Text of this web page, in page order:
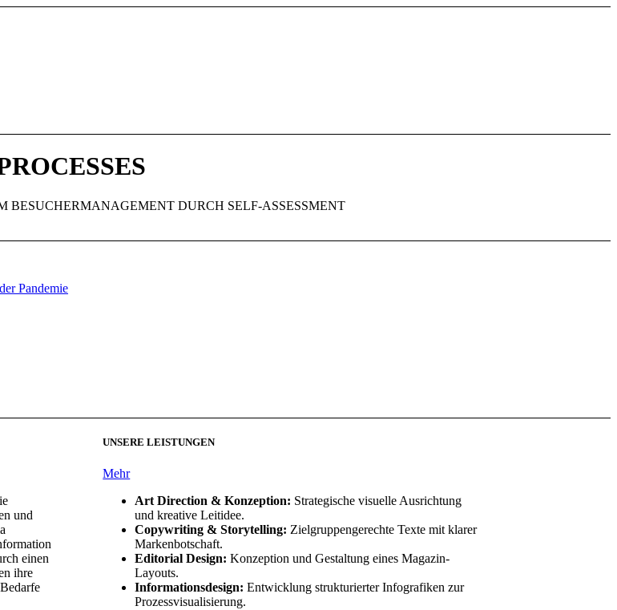
BESUCHERMANAGEMENT DURCH SELF-ASSESSMENT
und
einen
ihre
UNSERE LEISTUNGEN
Mehr
Art Direction & Konzeption: Strategische visuelle Ausrichtung
und kreative Leitidee.
Copywriting & Storytelling: Zielgruppengerechte Texte mit klarer
Markenbotschaft.
Editorial Design: Konzeption und Gestaltung eines Magazin-
Layouts.
Informationsdesign: Entwicklung strukturierter Infografiken zur
Prozessvisualisierung.